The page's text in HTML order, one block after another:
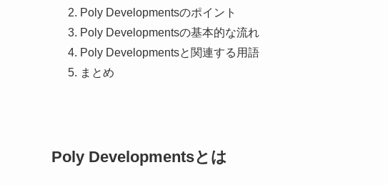
Poly Developmentsのポイント
Poly Developmentsの基本的な流れ
Poly Developmentsと関連する用語
まとめ
Poly Developmentsとは